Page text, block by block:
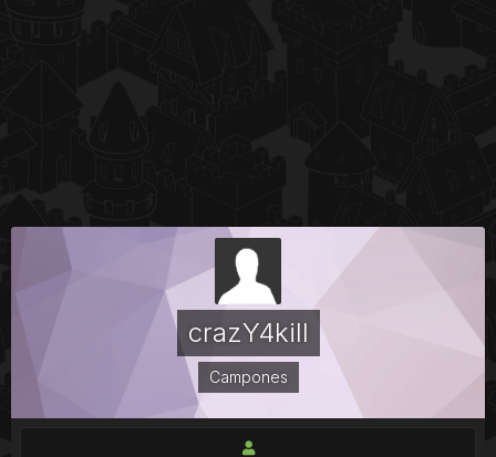
crazY4kill
Campones